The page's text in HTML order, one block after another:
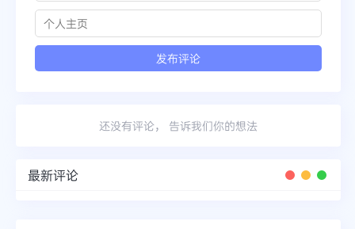
还没有评论， 告诉我们你的想法
最新评论